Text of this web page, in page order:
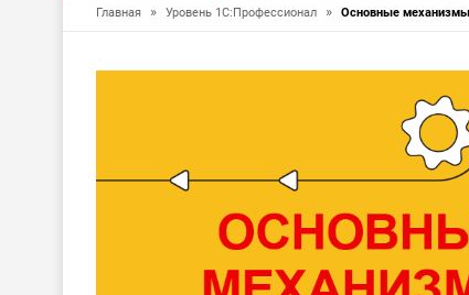
Главная » Уровень 1С:Профессионал » Основные